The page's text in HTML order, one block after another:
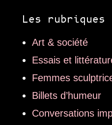
Les rubriques
Art & société
Essais et
Femmes
Billets d’humeur
Conversations